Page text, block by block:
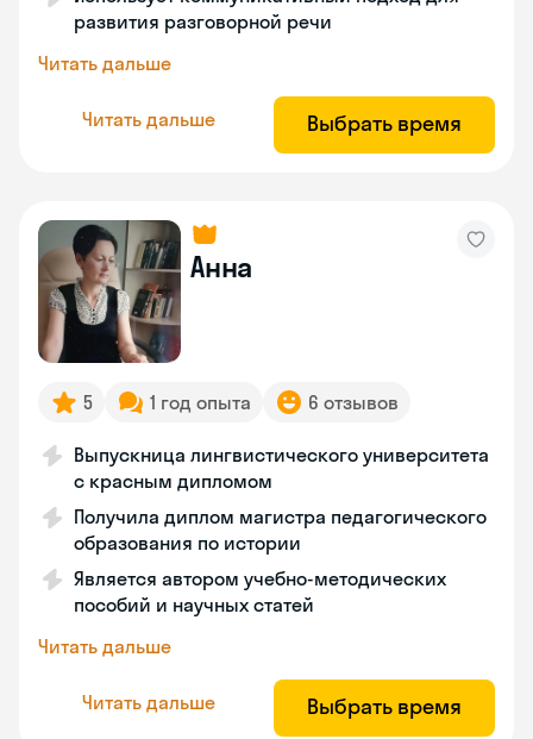
развития разговорной речи
Читать дальше
Читать дальше Выбрать время
Анна
5 1 год опыта 6 отзывов
Выпускница лингвистического университета
с красным дипломом
Получила диплом магистра педагогического
образования по истории
Является автором учебно-методических
пособий и научных статей
Читать дальше
Читать дальше Выбрать время